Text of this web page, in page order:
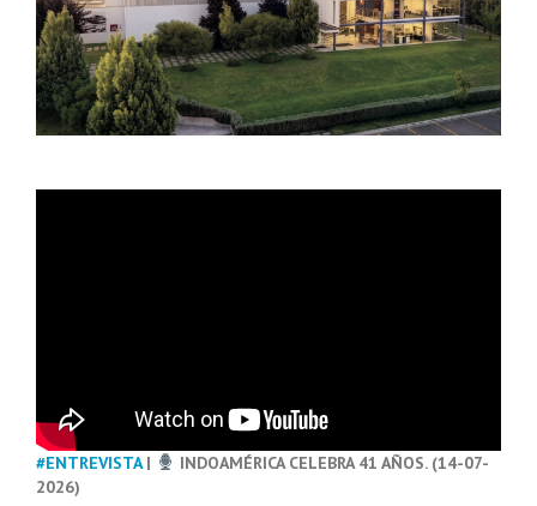
#ENTREVISTA|
INDOAMÉRICA CELEBRA 41 AÑOS. (14-07-
2026)